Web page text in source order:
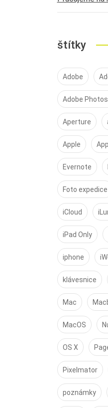
štítky
Adobe
Adobe
Aperture
Apple
Evernote
Foto expedice
iCloud
iPad Only
iphone
klávesnice
Mac
MacOS
OS X
Pixelmator
poznámky